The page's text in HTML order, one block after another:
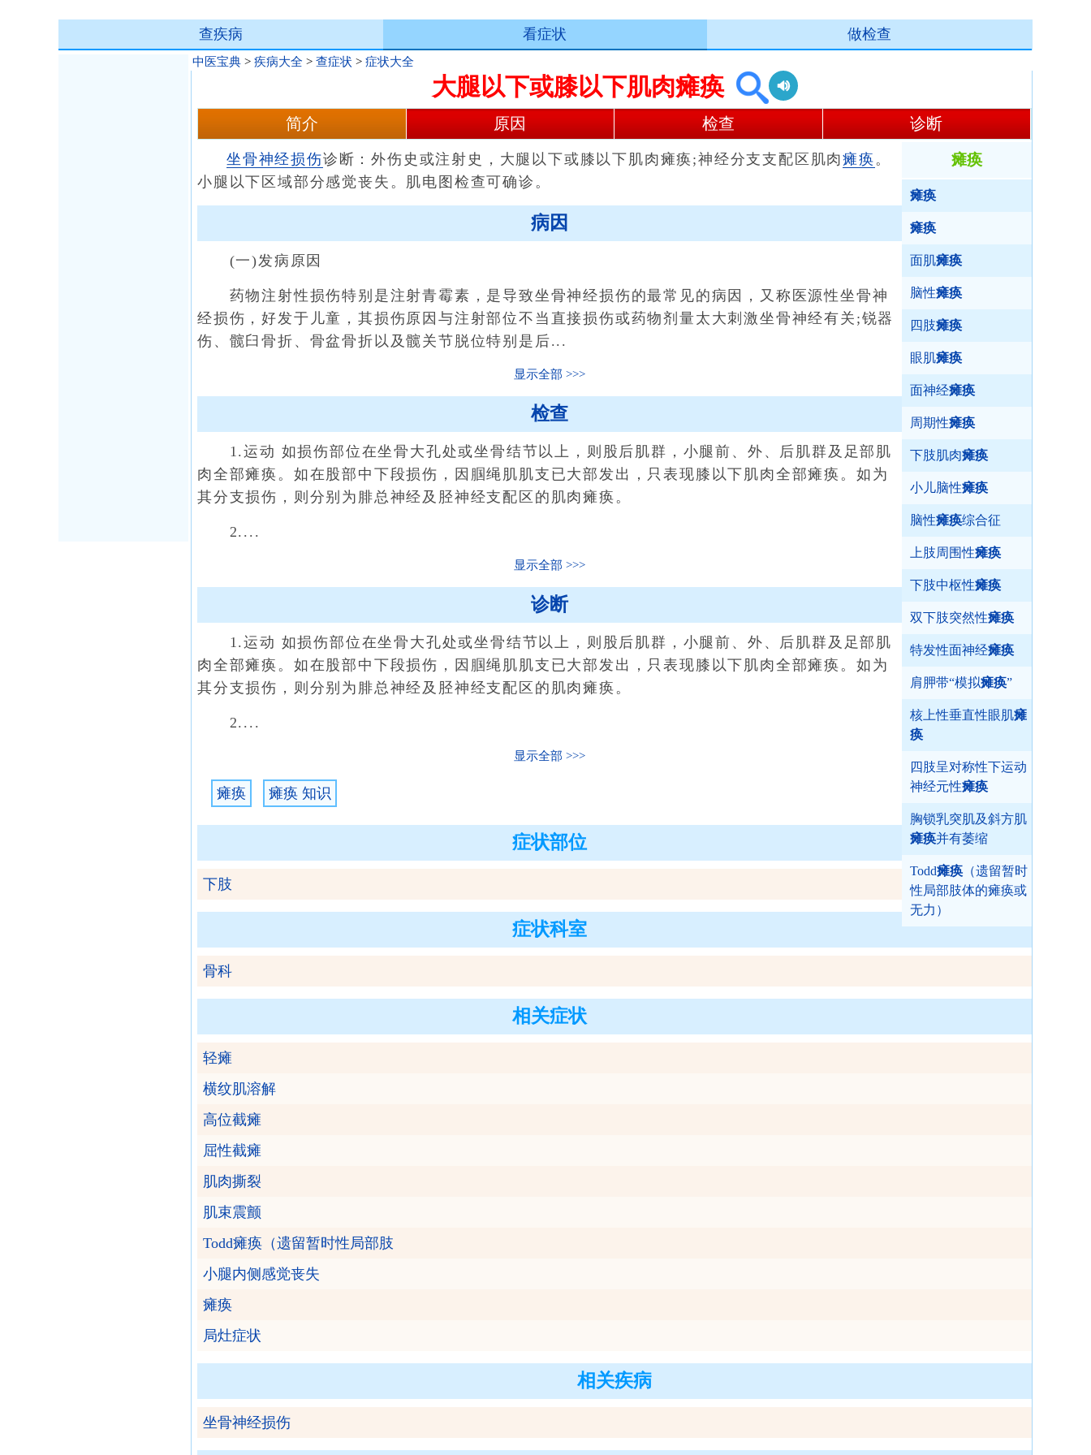
查疾病 看症状 做检查
中医宝典 > 疾病大全 > 查症状 > 症状大全
大腿以下或膝以下肌肉瘫痪
简介 原因 检查 诊断
瘫痪
瘫痪
瘫痪
面肌瘫痪
脑性瘫痪
四肢瘫痪
眼肌瘫痪
面神经瘫痪
周期性瘫痪
下肢肌肉瘫痪
小儿脑性瘫痪
脑性瘫痪综合征
上肢周围性瘫痪
下肢中枢性瘫痪
双下肢突然性瘫痪
特发性面神经瘫痪
肩胛带“模拟瘫痪”
核上性垂直性眼肌瘫
痪
四肢呈对称性下运动
神经元性瘫痪
胸锁乳突肌及斜方肌
瘫痪并有萎缩
Todd瘫痪 （遗留暂时
性局部肢体的瘫痪或
无力）
坐骨神经损伤诊断：外伤史或注射史，大腿以下或膝以下肌肉瘫痪;神经分支支配区肌肉瘫痪。
小腿以下区域部分感觉丧失。肌电图检查可确诊。
病因
(一)发病原因
药物注射性损伤特别是注射青霉素，是导致坐骨神经损伤的最常见的病因，又称医源性坐骨神
经损伤，好发于儿童，其损伤原因与注射部位不当直接损伤或药物剂量太大刺激坐骨神经有关;锐器
伤、髋臼骨折、骨盆骨折以及髋关节脱位特别是后...
显示全部
检查
1.运动 如损伤部位在坐骨大孔处或坐骨结节以上，则股后肌群，小腿前、外、后肌群及足部肌
肉全部瘫痪。如在股部中下段损伤，因腘绳肌肌支已大部发出，只表现膝以下肌肉全部瘫痪。如为
其分支损伤，则分别为腓总神经及胫神经支配区的肌肉瘫痪。
2....
显示全部
诊断
1.运动 如损伤部位在坐骨大孔处或坐骨结节以上，则股后肌群，小腿前、外、后肌群及足部肌
肉全部瘫痪。如在股部中下段损伤，因腘绳肌肌支已大部发出，只表现膝以下肌肉全部瘫痪。如为
其分支损伤，则分别为腓总神经及胫神经支配区的肌肉瘫痪。
2....
显示全部
瘫痪 瘫痪 知识
症状部位
下肢
症状科室
骨科
相关症状
轻瘫
横纹肌溶解
高位截瘫
屈性截瘫
肌肉撕裂
肌束震颤
Todd瘫痪（遗留暂时性局部肢
小腿内侧感觉丧失
瘫痪
局灶症状
相关疾病
坐骨神经损伤